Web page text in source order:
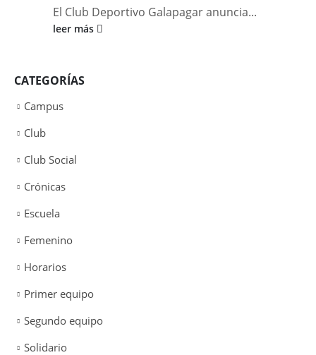
El Club Deportivo Galapagar anuncia...
leer más
CATEGORÍAS
Campus
Club
Club Social
Crónicas
Escuela
Femenino
Horarios
Primer equipo
Segundo equipo
Solidario